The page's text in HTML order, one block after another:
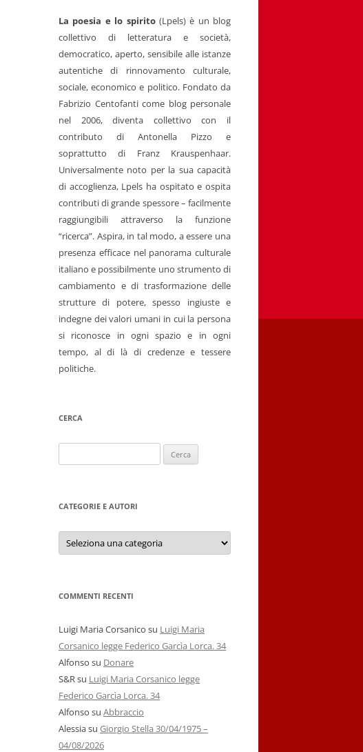
La poesia e lo spirito(Lpels) è un blog
collettivo di letteratura e società,
democratico, aperto, sensibile alle istanze
autentiche di rinnovamento culturale,
sociale, economico e politico. Fondato da
Fabrizio Centofanti come blog personale
nel 2006, diventa collettivo con il
contributo di Antonella Pizzo e
soprattutto di Franz Krauspenhaar.
Universalmente noto per la sua capacità
di accoglienza, Lpels ha ospitato e ospita
contributi di grande spessore – facilmente
raggiungibili attraverso la funzione
“ricerca”. Aspira, in tal modo, a essere una
presenza efficace nel panorama culturale
italiano e possibilmente uno strumento di
cambiamento e di trasformazione delle
strutture di potere, spesso ingiuste e
indegne dei valori umani in cui la persona
si riconosce in ogni spazio e in ogni
tempo, al di là di credenze e tessere
politiche.
CERCA
per:
CATEGORIE E AUTORI
Categorie
autori
COMMENTI RECENTI
Luigi Maria Corsanico su Luigi Maria
Corsanico legge Federico Garcìa Lorca. 34
Alfonso su Donare
S&Rsu Luigi Maria Corsanico legge
Federico Garcìa Lorca. 34
Alfonso su Abbraccio
Alessiasu Giorgio Stella 30/04/1975 –
04/08/2026